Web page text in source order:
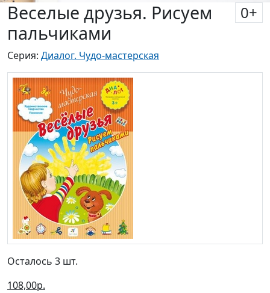
Веселые друзья. Рисуем
пальчиками
0+
Серия: Диалог. Чудо-мастерская
Осталось 3 шт.
108,00р.